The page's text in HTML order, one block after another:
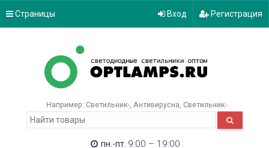
Страницы Вход Регистрация
Например: Светильник- Антивирусна Светильник-
пн.-пт. 9:00 – 19:00